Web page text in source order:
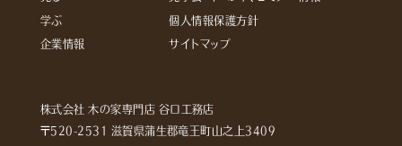
学ぶ
企業情報
個人情報保護方針
サイトマップ
株式会社 木の家専門店 谷口工務店
〒520-2531 滋賀県蒲生郡竜王町山之上3409